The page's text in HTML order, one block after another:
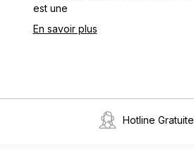
est une
En savoir plus
Hotline Gratuite